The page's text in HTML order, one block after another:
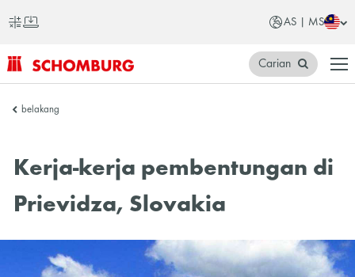
AS | MS
SCHOMBURG
Carian
belakang
Kerja-kerja pembentungan di
Prievidza, Slovakia